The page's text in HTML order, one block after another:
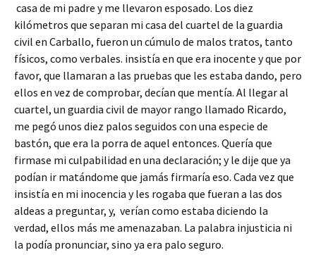
casa de mi padre y me llevaron esposado. Los diez
kilómetros que separan mi casa del cuartel de la guardia
civil en Carballo, fueron un cúmulo de malos tratos, tanto
físicos, como verbales. insistía en que era inocente y que por
favor, que llamaran a las pruebas que les estaba dando, pero
ellos en vez de comprobar, decían que mentía. Al llegar al
cuartel, un guardia civil de mayor rango llamado Ricardo,
me pegó unos diez palos seguidos con una especie de
bastón, que era la porra de aquel entonces. Quería que
firmase mi culpabilidad en una declaración; y le dije que ya
podían ir matándome que jamás firmaría eso. Cada vez que
insistía en mi inocencia y les rogaba que fueran a las dos
aldeas a preguntar, y, verían como estaba diciendo la
verdad, ellos más me amenazaban. La palabra injusticia ni
la podía pronunciar, sino ya era palo seguro.